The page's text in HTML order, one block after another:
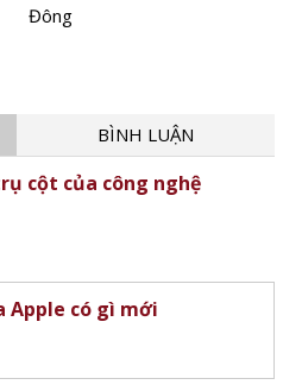
Đông
BÌNH LUẬN
cột của công nghệ
Apple có gì mới